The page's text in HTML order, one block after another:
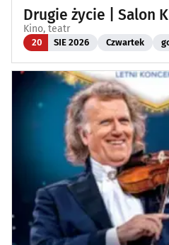
Drugie życie | Salon
Kino, teatr
20 SIE 2026 Czwartek